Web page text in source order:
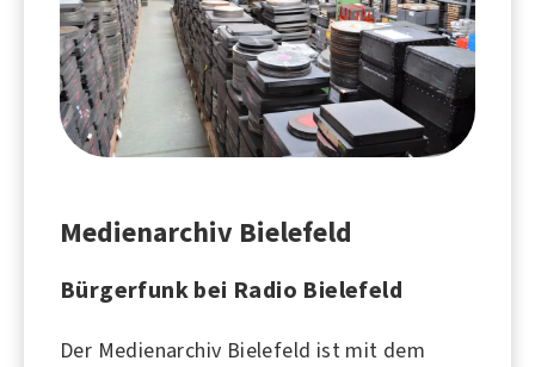
Medienarchiv Bielefeld
Bürgerfunk bei Radio Bielefeld
Der Medienarchiv Bielefeld ist mit dem